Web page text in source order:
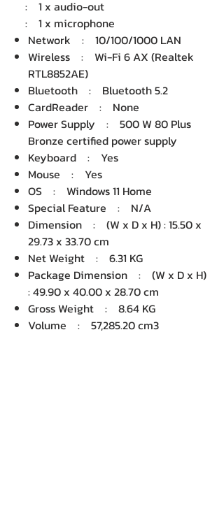
: 1 x audio-out
: 1 x microphone
Network : 10/100/1000 LAN
Wireless : Wi-Fi 6 AX (Realtek
RTL8852AE)
Bluetooth : Bluetooth 5.2
CardReader : None
Power Supply : 500 W 80 Plus
Bronze certified power supply
Keyboard : Yes
Mouse : Yes
OS : Windows 11 Home
Special Feature : N/A
Dimension : (W x D x H) : 15.50 x
29.73 x 33.70 cm
Net Weight : 6.31 KG
Package Dimension : (W x D x H)
: 49.90 x 40.00 x 28.70 cm
Gross Weight : 8.64 KG
Volume : 57,285.20 cm3